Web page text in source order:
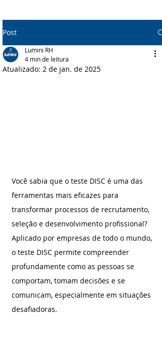
Post
Lumini RH
4 min de leitura
Atualizado: 2 de jan. de 2025
Você sabia que o teste DISC é uma das
ferramentas mais eficazes para
transformar processos de recrutamento,
seleção e desenvolvimento profissional?
Aplicado por empresas de todo o mundo,
o teste DISC permite compreender
profundamente como as pessoas se
comportam, tomam decisões e se
comunicam, especialmente em situações
desafiadoras.